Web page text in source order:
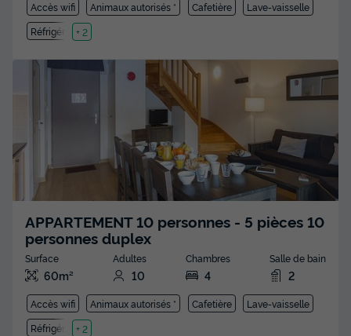
Accès wifi Animaux autorisés * Cafetière
Lave-vaisselle
Réfrigérateur
+ 2
APPARTEMENT 10 personnes - 5 pièces 10
personnes duplex
Surface
60m²
Adultes
10
Chambres
4
Salle de bain
2
Accès wifi Animaux autorisés * Cafetière
Lave-vaisselle
Réfrigérateur
+ 2